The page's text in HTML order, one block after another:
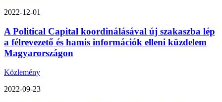
2022-12-01
A Political Capital koordinálásával új szakaszba lép
a félrevezető és hamis információk elleni küzdelem
Magyarországon
Közlemény
2022-09-23